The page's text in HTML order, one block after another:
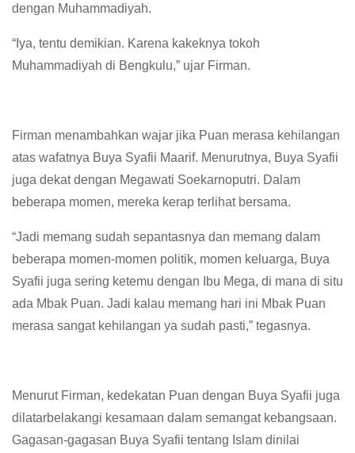
dengan Muhammadiyah.
“Iya, tentu demikian. Karena kakeknya tokoh
Muhammadiyah di Bengkulu,” ujar Firman.
Firman menambahkan wajar jika Puan merasa kehilangan
atas wafatnya Buya Syafii Maarif. Menurutnya, Buya Syafii
juga dekat dengan Megawati Soekarnoputri. Dalam
beberapa momen, mereka kerap terlihat bersama.
“Jadi memang sudah sepantasnya dan memang dalam
beberapa momen-momen politik, momen keluarga, Buya
Syafii juga sering ketemu dengan Ibu Mega, di mana di situ
ada Mbak Puan. Jadi kalau memang hari ini Mbak Puan
merasa sangat kehilangan ya sudah pasti,” tegasnya.
Menurut Firman, kedekatan Puan dengan Buya Syafii juga
dilatarbelakangi kesamaan dalam semangat kebangsaan.
Gagasan-gagasan Buya Syafii tentang Islam dinilai